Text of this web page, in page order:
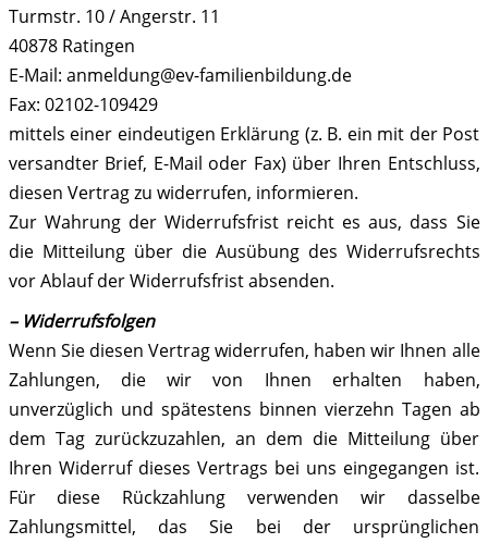
Turmstr. 10 / Angerstr. 11
40878 Ratingen
E-Mail: anmeldung@ev-familienbildung.de
Fax: 02102-109429
mittels einer eindeutigen Erklärung (z. B. ein mit der Post
versandter Brief, E-Mail oder Fax) über Ihren Entschluss,
diesen Vertrag zu widerrufen, informieren.
Zur Wahrung der Widerrufsfrist reicht es aus, dass Sie
die Mitteilung über die Ausübung des Widerrufsrechts
vor Ablauf der Widerrufsfrist absenden.
– Widerrufsfolgen
Wenn Sie diesen Vertrag widerrufen, haben wir Ihnen alle
Zahlungen, die wir von Ihnen erhalten haben,
unverzüglich und spätestens binnen vierzehn Tagen ab
dem Tag zurückzuzahlen, an dem die Mitteilung über
Ihren Widerruf dieses Vertrags bei uns eingegangen ist.
Für diese Rückzahlung verwenden wir dasselbe
Zahlungsmittel, das Sie bei der ursprünglichen